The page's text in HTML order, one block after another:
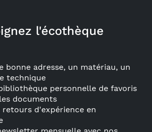
l'écothèque
bonne adresse, un matériau, un
technique
personnelle de favoris
documents
retours d'expérience en